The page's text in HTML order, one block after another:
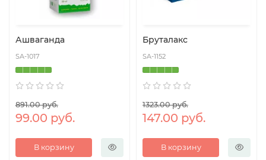
Ашваганда
SA-1017
891.00 руб.
99.00 руб.
В корзину
Бруталакс
SA-1152
1323.00 руб.
147.00 руб.
В корзину